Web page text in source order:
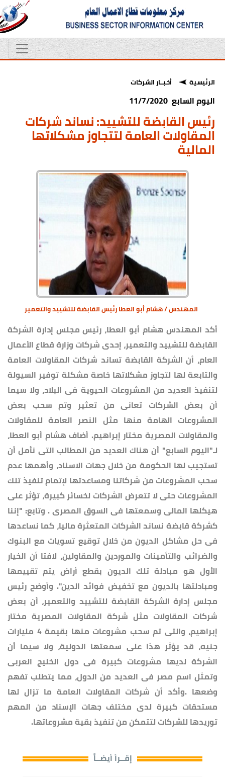
الرئيسية أخبــار الشركات
اليوم السابع 11/7/2020
رئيس القابضة للتشييد: نساند شركات
المقاولات العامة لتتجاوز مشكلاتها
المالية
المهندس / هشام أبو العطا رئيس القابضة للتشييد والتعمير
أكد المهندس هشام أبو العطا، رئيس مجلس إدارة الشركة
القابضة للتشييد والتعمير، إحدى شركات وزارة قطاع الأعمال
العام، أن الشركة القابضة تساند شركات المقاولات العامة
والتابعة لها لتجاوز مشكلاتها خاصة مشكلة توفير السيولة
لتنفيذ العديد من المشروعات الحيوية فى البلاد، ولا سيما
أن بعض الشركات تعانى من تعثير وتم سحب بعض
المشروعات الهامة منها مثل النصر العامة للمقاولات
والمقاولات المصرية مختار إبراهيم. أضاف هشام أبو العطا،
لـ"اليوم السابع" أن هناك العديد من المطالب التى نأمل أن
تستجيب لها الحكومة من خلال جهات الاسناد، وأهمها عدم
سحب المشروعات من شركاتنا ومساعدتها لإتمام تنفيذ تلك
المشروعات حتى لا تتعرض الشركات لخسائر كبيرة، تؤثر على
هيكلها المالى وسمعتها فى السوق المصرى . وتابع: "إننا
كشركة قابضة نساند الشركات المتعثرة ماليا، كما نساعدها
فى حل مشاكل الديون من خلال توقيع تسويات مع البنوك
والضرائب والتأمينات والموردين والمقاولين، لافتا أن الخيار
الأول هو مبادلة تلك الديون بقطع أراض يتم تقييمها
ومبادلتها بالديون مع تخفيض فوائد الدين". وأوضح رئيس
مجلس إدارة الشركة القابضة للتشييد والتعمير، أن بعض
شركات المقاولات مثل شركة المقاولات المصرية مختار
إبراهيم، والتى تم سحب مشروعات منها بقيمة 4 مليارات
جنيه، قد يؤثر هذا على سمعتها الدولية، ولا سيما أن
الشركة لديها مشروعات كبيرة فى دول الخليج العربى
وتمثل اسم مصر فى العديد من الدول، مما يتطلب تفهم
وضعها .وأكد أن شركات المقاولات العامة ما تزال لها
مستحقات كبيرة لدى مختلف جهات الإسناد من المهم
توريدها للشركات لتتمكن من تنفيذ بقية مشروعاتها.